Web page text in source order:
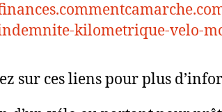
kilometrique-velo-
sur ces liens pour plus